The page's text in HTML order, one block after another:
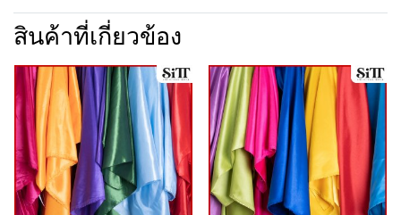
สินค้าที่เกี่ยวข้อง